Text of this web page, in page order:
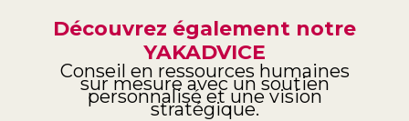
Découvrez également notre
YAKADVICE
Conseil en ressources humaines
sur mesure avec un soutien
personnalisé et une vision
stratégique.